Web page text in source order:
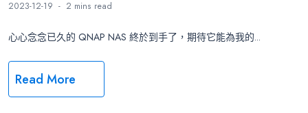
2023-12-19 2 mins read
心心念念已久的 QNAP NAS 終於到手了，期待它能為我的...
Read More